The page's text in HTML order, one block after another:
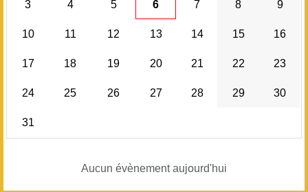
3 4 5 6 7 8 9
10 11 12 13 14 15 16
17 18 19 20 21 22 23
24 25 26 27 28 29 30
31
Aucun évènement aujourd'hui